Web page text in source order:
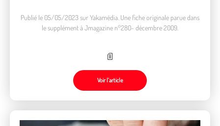
Publié le 05/05/2023 sur Yakamédia. Une fiche originale parue dans
le supplément à Jmagazine n°280- décembre 2009.
Voir l’article